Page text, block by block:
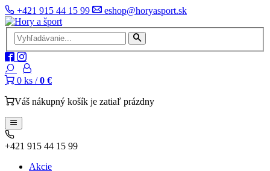
+421 915 44 15 99 eshop@horyasport.sk
0 ks / 0 €
Váš nákupný košík je zatiaľ prázdny
+421 915 44 15 99
Akcie